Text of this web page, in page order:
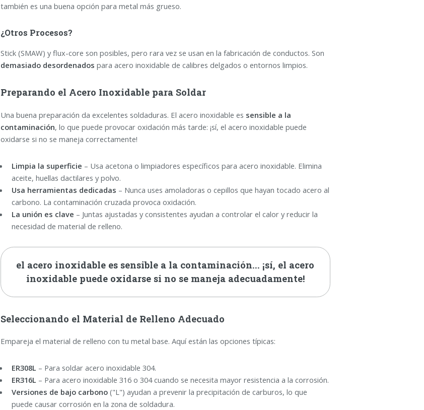
también es una buena opción para metal más grueso.
¿Otros Procesos?
Stick (SMAW) y flux-core son posibles, pero rara vez se usan en la fabricación de conductos. Son
demasiado desordenados para acero inoxidable de calibres delgados o entornos limpios.
Preparando el Acero Inoxidable para Soldar
Una buena preparación da excelentes soldaduras. El acero inoxidable es sensible a la
contaminación, lo que puede provocar oxidación más tarde: ¡sí, el acero inoxidable puede
oxidarse si no se maneja correctamente!
Limpia la superficie – Usa acetona o limpiadores específicos para acero inoxidable. Elimina
aceite, huellas dactilares y polvo.
Usa herramientas dedicadas – Nunca uses amoladoras o cepillos que hayan tocado acero al
carbono. La contaminación cruzada provoca oxidación.
La unión es clave – Juntas ajustadas y consistentes ayudan a controlar el calor y reducir la
necesidad de material de relleno.
el acero inoxidable es sensible a la contaminación... ¡sí, el acero
inoxidable puede oxidarse si no se maneja adecuadamente!
Seleccionando el Material de Relleno Adecuado
Empareja el material de relleno con tu metal base. Aquí están las opciones típicas:
ER308L– Para soldar acero inoxidable 304.
ER316L– Para acero inoxidable 316 o 304 cuando se necesita mayor resistencia a la corrosión.
Versiones de bajo carbono("L") ayudan a prevenir la precipitación de carburos, lo que
puede causar corrosión en la zona de soldadura.